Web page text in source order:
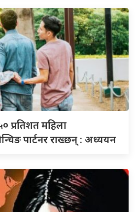
प्रतिशत महिला
पार्टनर राख्छन् : अध्ययन